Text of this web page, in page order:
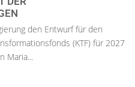
den Entwurf für den
(KTF) für 2027
Maria...